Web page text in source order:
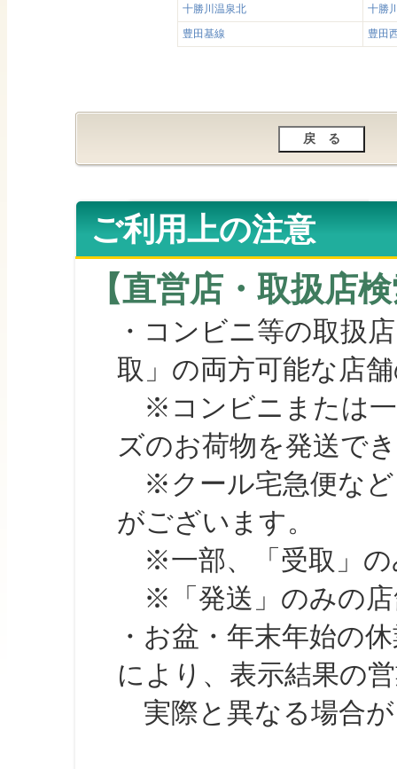
十勝川温泉北
十勝
豊田基線
豊田
ご利用上の注意
【直営店・取扱店
・コンビニ等の取扱
取」の両方可能な店
※コンビニまたは一
ズのお荷物を発送で
※クール宅急便など
がございます。
※一部、「受取」の
※「発送」のみの店
・お盆・年末年始の
により、表示結果の
実際と異なる場合が